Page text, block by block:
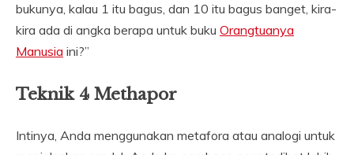
bukunya, kalau 1 itu bagus, dan 10 itu bagus banget, kira-
kira ada di angka berapa untuk buku Orangtuanya
Manusia ini?”
Teknik 4 Methapor
Intinya, Anda menggunakan metafora atau analogi untuk